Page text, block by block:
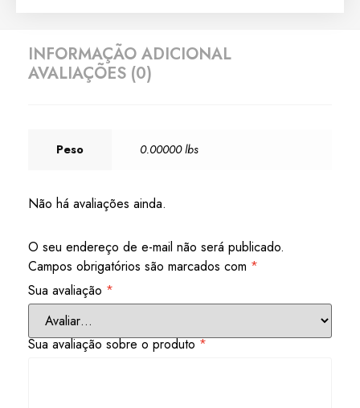
INFORMAÇÃO ADICIONAL
AVALIAÇÕES (0)
Peso 0.00000 lbs
Não há avaliações ainda.
O seu endereço de e-mail não será publicado.
Campos obrigatórios são marcados com *
Sua avaliação *
Sua avaliação sobre o produto*